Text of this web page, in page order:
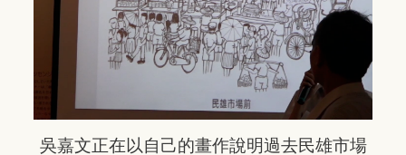
吳嘉文正在以自己的畫作說明過去民雄市場